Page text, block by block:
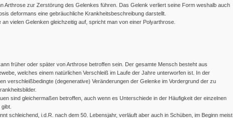
Arthrose zur Zerstörung des Gelenkes führen. Das Gelenk verliert seine Form weshalb auch
deformans eine gebräuchliche Krankheitsbeschreibung darstellt.
an vielen Gelenken gleichzeitig auf, spricht man von einer Polyarthrose.
früher oder später von Arthrose betroffen sein. Der gesamte Mensch besteht aus
welches einem natürlichen Verschleiß im Laufe der Jahre unterworfen ist. In der
verschleißbedingte (degenerative) Veränderungen der Gelenke im Vordergrund der zu
sind gleichermaßen betroffen, auch wenn es Unterschiede in der Häufigkeit der einzelnen
schleichend, i.d.R. nach dem 50. Lebensjahr, verläuft aber auch in Schüben, im Beginn meist